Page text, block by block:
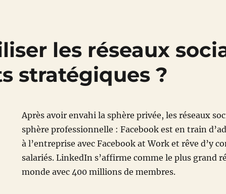
les réseaux
stratégiques ?
Après avoir envahi la sphère privée, les réseaux
sphère professionnelle : Facebook est en train
à l’entreprise avec Facebook at Work et rêve d’y
salariés. LinkedIn s’affirme comme le plus grand
monde avec 400 millions de membres.